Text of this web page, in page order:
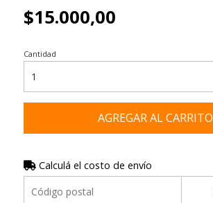
$15.000,00
Cantidad
AGREGAR AL CARRITO
Calculá el costo de envío